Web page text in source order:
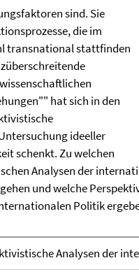
sind. Sie
die im
transnational stattfinden
hat sich in den
ideeller
schenkt. Zu welchen
Analysen der
und welche
Politik
Analysen der